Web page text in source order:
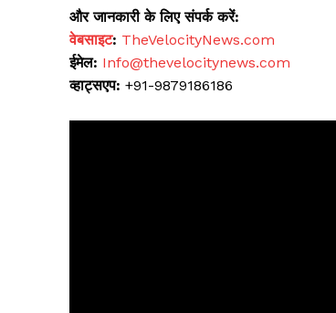
और जानकारी के लिए संपर्क करें:
वेबसाइट: TheVelocityNews.com
ईमेल: Info@thevelocitynews.com
व्हाट्सएप: +91-9879186186